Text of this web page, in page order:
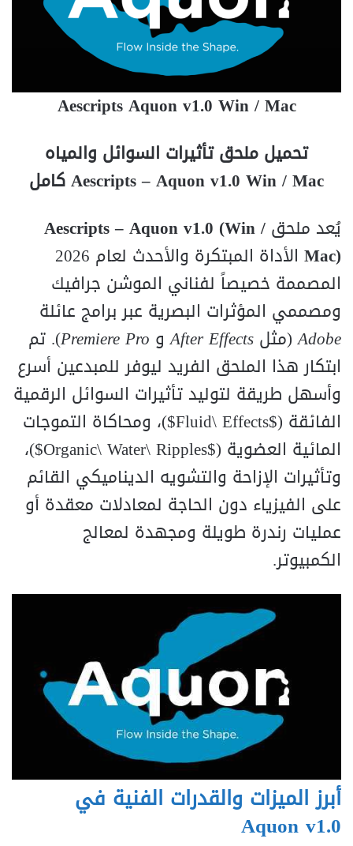
Aescripts Aquon v1.0 Win / Mac
تحميل ملحق تأثيرات السوائل والمياه
Aescripts – Aquon v1.0 Win / Mac كامل
يُعد ملحق Aescripts – Aquon v1.0 (Win /
Mac)
الأداة المبتكرة والأحدث لعام 2026
المصممة خصيصاً لفناني الموشن جرافيك
ومصممي المؤثرات البصرية عبر برامج عائلة
Adobe(مثل After Effectsو Premiere Pro). تم
ابتكار هذا الملحق الفريد ليوفر للمبدعين أسرع
وأسهل طريقة لتوليد تأثيرات السوائل الرقمية
الفائقة ($Fluid\ Effects$)، ومحاكاة التموجات
المائية العضوية ($Organic\ Water\ Ripples$)،
وتأثيرات الإزاحة والتشويه الديناميكي القائم
على الفيزياء دون الحاجة لمعادلات معقدة أو
عمليات رندرة طويلة ومجهدة لمعالج
الكمبيوتر.
أبرز الميزات والقدرات الفنية في
Aquon v1.0